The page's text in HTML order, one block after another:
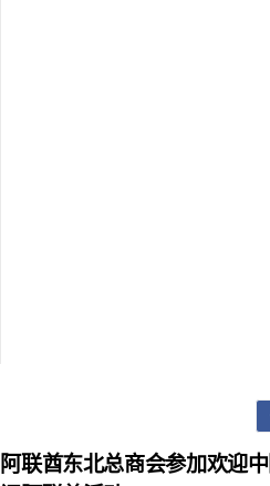
阿联酋东北总商会参加欢迎